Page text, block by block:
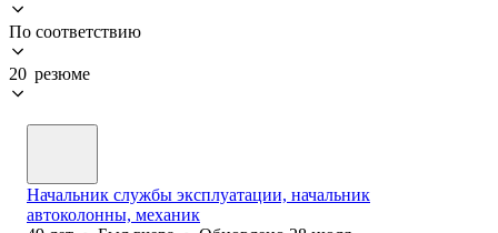
По соответствию
20 резюме
Начальник службы эксплуатации, начальник
автоколонны, механик